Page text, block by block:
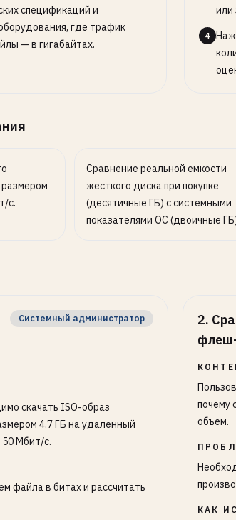
спецификаций и
где трафик
— в гигабайтах.
или
4
с.
Сравнение реальной емкости
жесткого диска при покупке
(десятичные ГБ) с системными
показателями ОС (двоичные
Системный администратор
скачать ISO-образ
4.7 ГБ на удаленный
50 Мбит/с.
файла в битах и рассчитать
2.
почему
объем.
КАК